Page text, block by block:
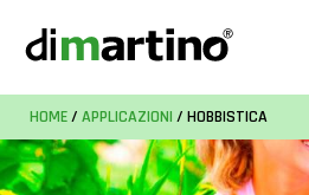
HOME/ APPLICAZIONI / HOBBISTICA